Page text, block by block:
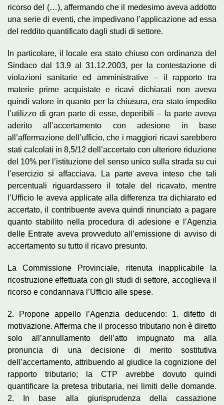
ricorso del (…), affermando che il medesimo aveva addotto
una serie di eventi, che impedivano l’applicazione ad essa
del reddito quantificato dagli studi di settore.
In particolare, il locale era stato chiuso con ordinanza del
Sindaco dal 13.9 al 31.12.2003, per la contestazione di
violazioni sanitarie ed amministrative – il rapporto tra
materie prime acquistate e ricavi dichiarati non aveva
quindi valore in quanto per la chiusura, era stato impedito
l’utilizzo di gran parte di esse, deperibili – la parte aveva
aderito all’accertamento con adesione in base
all’affermazione dell’ufficio, che i maggiori ricavi sarebbero
stati calcolati in 8,5/12 dell’accertato con ulteriore riduzione
del 10% per l’istituzione del senso unico sulla strada su cui
l’esercizio si affacciava. La parte aveva inteso che tali
percentuali riguardassero il totale del ricavato, mentre
l’Ufficio le aveva applicate alla differenza tra dichiarato ed
accertato, il contribuente aveva quindi rinunciato a pagare
quanto stabilito nella procedura di adesione e l’Agenzia
delle Entrate aveva provveduto all’emissione di avviso di
accertamento su tutto il ricavo presunto.
La Commissione Provinciale, ritenuta inapplicabile la
ricostruzione effettuata con gli studi di settore, accoglieva il
ricorso e condannava l’Ufficio alle spese.
2. Propone appello l’Agenzia deducendo: 1. difetto di
motivazione. Afferma che il processo tributario non è diretto
solo all’annullamento dell’atto impugnato ma alla
pronuncia di una decisione di merito sostitutiva
dell’accertamento, attribuendo al giudice la cognizione del
rapporto tributario; la CTP avrebbe dovuto quindi
quantificare la pretesa tributaria, nei limiti delle domande.
2. In base alla giurisprudenza della cassazione